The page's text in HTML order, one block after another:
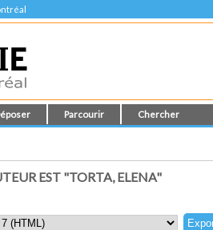
Parcourir Chercher
EST "TORTA, ELENA"